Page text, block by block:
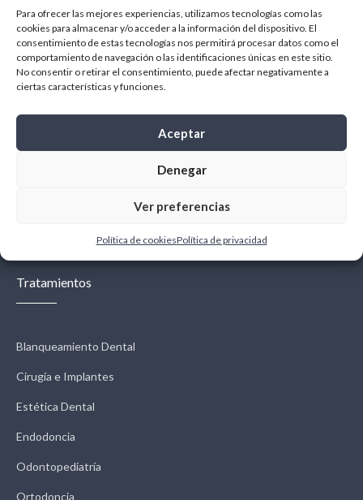
Para ofrecer las mejores experiencias, utilizamos tecnologías como las
cookies para almacenar y/o acceder a la información del dispositivo. El
consentimiento de estas tecnologías nos permitirá procesar datos como el
comportamiento de navegación o las identificaciones únicas en este sitio.
No consentir o retirar el consentimiento, puede afectar negativamente a
ciertas características y funciones.
Aceptar
Denegar
Ver preferencias
Política de cookiesPolítica de privacidad
Tratamientos
Blanqueamiento Dental
Cirugía e Implantes
Estética Dental
Endodoncia
Odontopediatría
Ortodoncia